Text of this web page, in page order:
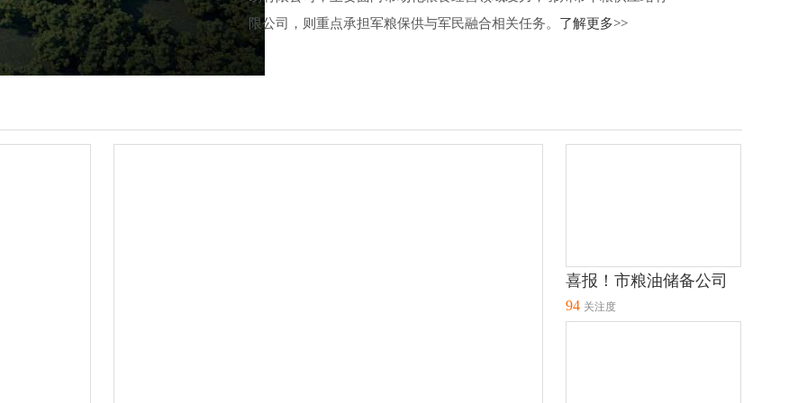
限公司，则重点承担军粮保供与军民融合相关任务。 了解更多>>
喜报！市粮油储备公司
党支部荣获“全市先进基
94 关注度